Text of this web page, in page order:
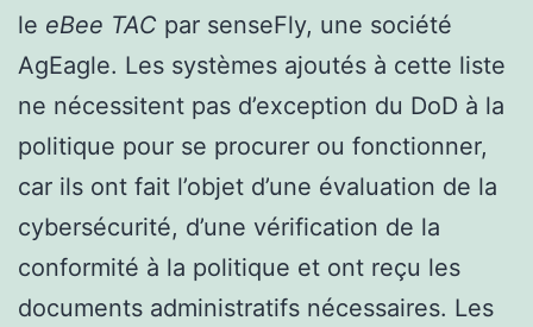
le eBee TAC par senseFly, une société
AgEagle. Les systèmes ajoutés à cette liste
ne nécessitent pas d’exception du DoD à la
politique pour se procurer ou fonctionner,
car ils ont fait l’objet d’une évaluation de la
cybersécurité, d’une vérification de la
conformité à la politique et ont reçu les
documents administratifs nécessaires. Les